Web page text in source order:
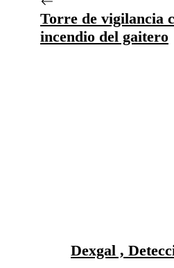
Torre de vigilancia
incendio del gaitero
Dexgal ,